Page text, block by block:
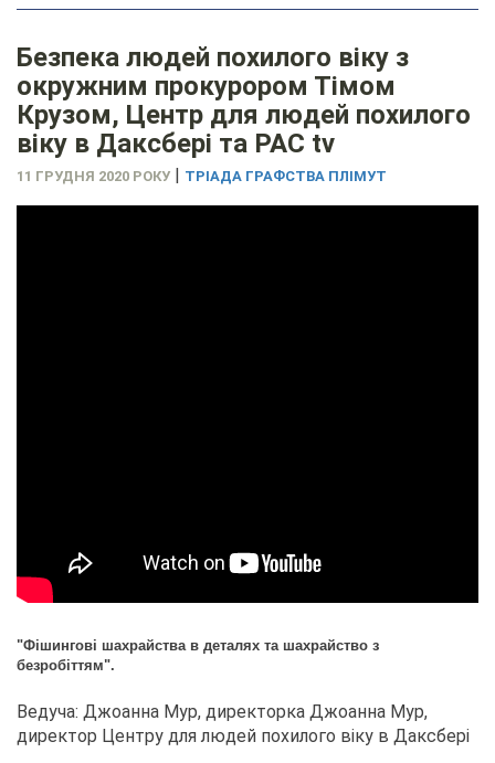
Безпека людей похилого віку з
окружним прокурором Тімом
Крузом, Центр для людей похилого
віку в Даксбері та PAC tv
11 ГРУДНЯ 2020 РОКУ | ТРІАДА ГРАФСТВА ПЛІМУТ
"Фішингові шахрайства в деталях та шахрайство з
безробіттям".
Ведуча: Джоанна Мур, директорка Джоанна Мур,
директор Центру для людей похилого віку в Даксбері